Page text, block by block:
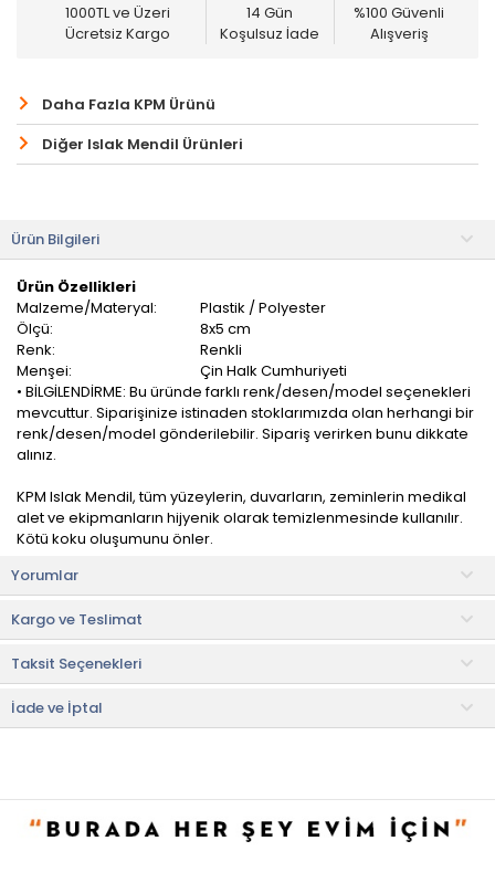
1000TL ve Üzeri
Ücretsiz Kargo
14 Gün
Koşulsuz İade
%100 Güvenli
Alışveriş
Daha Fazla KPM Ürünü
Diğer Islak Mendil Ürünleri
Ürün Bilgileri
Ürün Özellikleri
Malzeme/Materyal:
Plastik / Polyester
Ölçü:
8x5 cm
Renk:
Renkli
Menşei:
Çin Halk Cumhuriyeti
• BİLGİLENDİRME: Bu üründe farklı renk/desen/model seçenekleri
mevcuttur. Siparişinize istinaden stoklarımızda olan herhangi bir
renk/desen/model gönderilebilir. Sipariş verirken bunu dikkate
alınız.
KPM Islak Mendil, tüm yüzeylerin, duvarların, zeminlerin medikal
alet ve ekipmanların hijyenik olarak temizlenmesinde kullanılır.
Kötü koku oluşumunu önler.
Gıda maddelerinin temas ettiği tüm yüzeylerde hijyenik koşulları
sağlar. Su, deterjan, bez, paspas ve zamandan tasarruf için
yardımcı olur.
Nasıl Kullanılmalı?
• Islak mendilin etiketini açın, ihtiyaca göre 1-2 yaprak çıkarın.
İhtiyaç duyulan bölgeyi gerektiği kadar temizleyin ve çöpe atın.
• Kullandıktan sonra mendillerin kurumaması için ambalajı kapalı
Bu fiyat perakende satışlar için belirlenmiştir. Toplu alımlar
Evidea tarafından incelenecek ve uygun bulunmayan siparişler
Yorumlar
Kargo ve Teslimat
Taksit Seçenekleri
İade ve İptal